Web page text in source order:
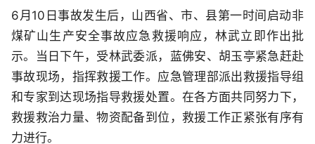
6月10日事故发生后，山西省、市、县第一时间启动非
煤矿山生产安全事故应急救援响应，林武立即作出批
示。当日下午，受林武委派，蓝佛安、胡玉亭紧急赶赴
事故现场，指挥救援工作。应急管理部派出救援指导组
和专家到达现场指导救援处置。在各方面共同努力下，
救援救治力量、物资配备到位，救援工作正紧张有序有
力进行。